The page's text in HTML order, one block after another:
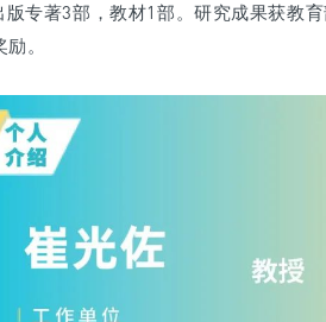
版专著3部，教材1部。研究成果获教
。